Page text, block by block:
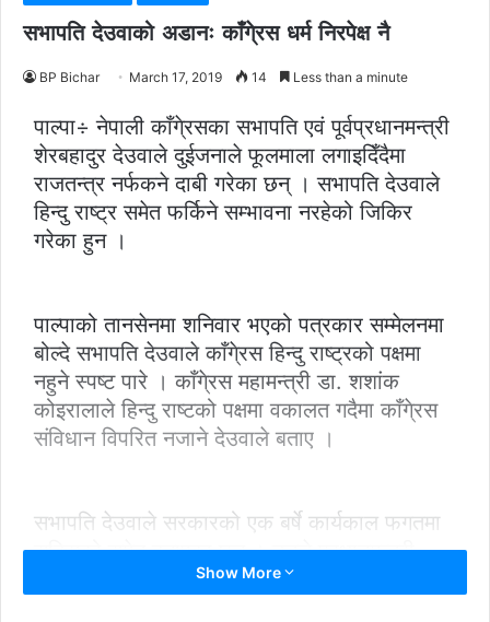
सभापति देउवाको अडानः काँगे्रस धर्म निरपेक्ष नै
BP Bichar March 17, 2019 14 Less than a minute
पाल्पा÷ नेपाली काँगे्रसका सभापति एवं पूर्वप्रधानमन्त्री
शेरबहादुर देउवाले दुईजनाले फूलमाला लगाइदिँदैमा
राजतन्त्र नर्फकने दाबी गरेका छन् । सभापति देउवाले
हिन्दु राष्ट्र समेत फर्किने सम्भावना नरहेको जिकिर
गरेका हुन ।
पाल्पाको तानसेनमा शनिवार भएको पत्रकार सम्मेलनमा
बोल्दे सभापति देउवाले काँगे्रस हिन्दु राष्ट्रको पक्षमा
नहुने स्पष्ट पारे । काँगे्रस महामन्त्री डा. शशांक
कोइरालाले हिन्दु राष्टको पक्षमा वकालत गदैमा काँगे्रस
संविधान विपरित नजाने देउवाले बताए ।
सभापति देउवाले सरकारको एक बर्षे कार्यकाल फगतमा
सकिएको समेत बताएका छन् । उनले प्रधानमन्त्री
ओलीका उखान टुक्कासँगै भष्ट्राचार, हत्या, हिँसा,
Show More